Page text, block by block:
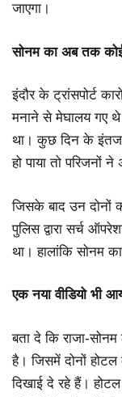
जाएगा।
सोनम का अब तक
इंदौर के ट्रांसपोर्ट
मनाने से मेघालय गए
था। कुछ दिन के
हो पाया तो परिजनों
जिसके बाद उन दोनों
पुलिस द्वारा सर्च
था। हालांकि सोनम
एक नया वीडियो भी
बता दे कि राजा-
है। जिसमें दोनों
दिखाई दे रहे हैं।